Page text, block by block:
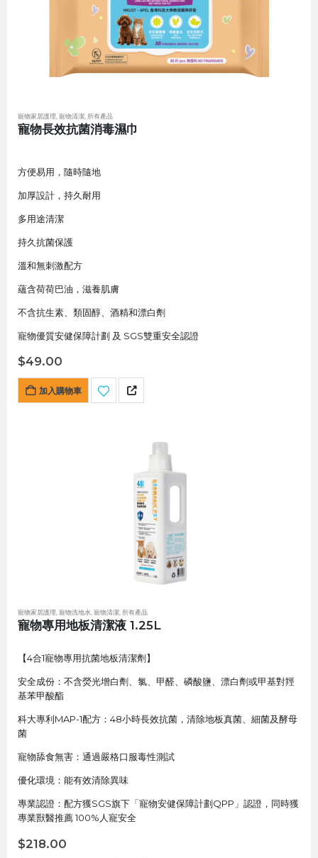
寵物家居護理,寵物清潔, 所有產品
寵物長效抗菌消毒濕巾
方便易用，隨時隨地
加厚設計，持久耐用
多用途清潔
持久抗菌保護
溫和無刺激配方
蘊含荷荷巴油，滋養肌膚
不含抗生素、類固醇、酒精和漂白劑
寵物優質安健保障計劃 及 SGS雙重安全認證
$49.00
加入購物車
寵物家居護理 寵物洗地水 寵物清潔 所有產品
寵物專用地板清潔液 1.25L
【4合1寵物專用抗菌地板清潔劑】
安全成份：不含熒光增白劑、氯、甲醛、磷酸鹽、漂白劑或甲基對羥
基苯甲酸酯
科大專利MAP-1配方：48小時長效抗菌，清除地板真菌、細菌及酵母
菌
寵物舔食無害：通過嚴格口服毒性測試
優化環境：能有效清除異味
專業認證：配方獲SGS旗下「寵物安健保障計劃QPP」認證，同時獲
專業獸醫推薦 100%人寵安全
$218.00